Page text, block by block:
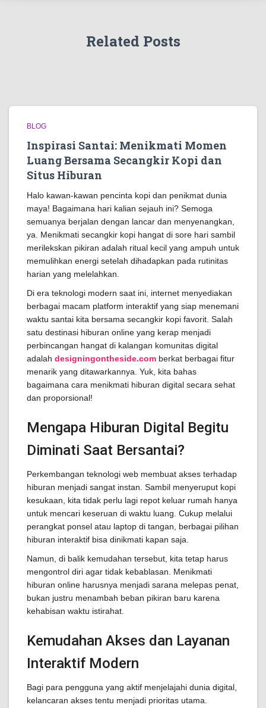
Related Posts
BLOG
Inspirasi Santai: Menikmati Momen
Luang Bersama Secangkir Kopi dan
Situs Hiburan
Halo kawan-kawan pencinta kopi dan penikmat dunia
maya! Bagaimana hari kalian sejauh ini? Semoga
semuanya berjalan dengan lancar dan menyenangkan,
ya. Menikmati secangkir kopi hangat di sore hari sambil
merilekskan pikiran adalah ritual kecil yang ampuh untuk
memulihkan energi setelah dihadapkan pada rutinitas
harian yang melelahkan.
Di era teknologi modern saat ini, internet menyediakan
berbagai macam platform interaktif yang siap menemani
waktu santai kita bersama secangkir kopi favorit. Salah
satu destinasi hiburan online yang kerap menjadi
perbincangan hangat di kalangan komunitas digital
adalah designingontheside.com berkat berbagai fitur
menarik yang ditawarkannya. Yuk, kita bahas
bagaimana cara menikmati hiburan digital secara sehat
dan proporsional!
Mengapa Hiburan Digital Begitu
Diminati Saat Bersantai?
Perkembangan teknologi web membuat akses terhadap
hiburan menjadi sangat instan. Sambil menyeruput kopi
kesukaan, kita tidak perlu lagi repot keluar rumah hanya
untuk mencari keseruan di waktu luang. Cukup melalui
perangkat ponsel atau laptop di tangan, berbagai pilihan
hiburan interaktif bisa dinikmati kapan saja.
Namun, di balik kemudahan tersebut, kita tetap harus
mengontrol diri agar tidak kebablasan. Menikmati
hiburan online harusnya menjadi sarana melepas penat,
bukan justru menambah beban pikiran baru karena
kehabisan waktu istirahat.
Kemudahan Akses dan Layanan
Interaktif Modern
Bagi para pengguna yang aktif menjelajahi dunia digital,
kelancaran akses tentu menjadi prioritas utama.